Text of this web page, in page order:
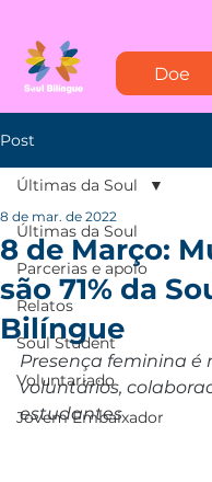
Doe
Post
Últimas da Soul
Parcerias e apoio
Relatos
Soul Student
Voluntariado
Jovem Embaixador
Últimas da Soul
8 de Março:
são 71% da
Bilíngue
8 de mar. de 2022
Presença feminina é
voluntários,
estudantes